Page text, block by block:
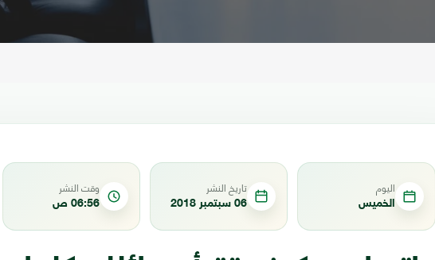
اليوم
الخميس
تاريخ النشر
06 سبتمبر 2018
وقت النشر
06:56 ص